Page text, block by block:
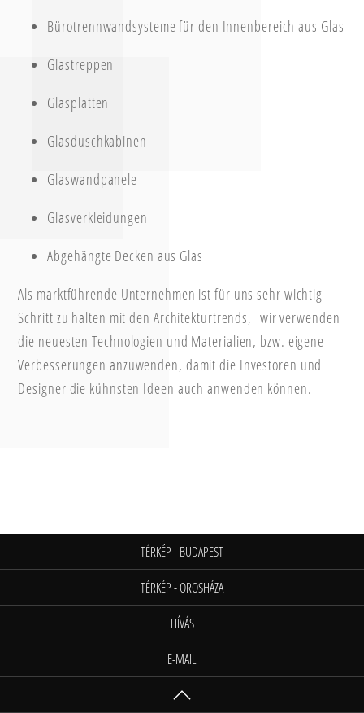
Bürotrennwandsysteme für den Innenbereich aus Glas
Glastreppen
Glasplatten
Glasduschkabinen
Glaswandpanele
Glasverkleidungen
Abgehängte Decken aus Glas
Als marktführende Unternehmen ist für uns sehr wichtig
Schritt zu halten mit den Architekturtrends, wir verwenden
die neuesten Technologien und Materialien, bzw. eigene
Verbesserungen anzuwenden, damit die Investoren und
Designer die kühnsten Ideen auch anwenden können.
TÉRKÉP - BUDAPEST
TÉRKÉP - OROSHÁZA
HÍVÁS
E-MAIL